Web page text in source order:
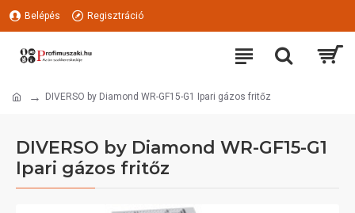
Belépés Regisztráció
DIVERSO by Diamond WR-GF15-G1 Ipari gázos fritőz
DIVERSO by Diamond WR-GF15-G1
Ipari gázos fritőz